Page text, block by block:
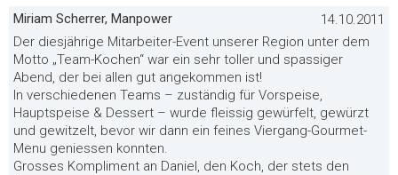
Miriam Scherrer, Manpower
14.10.2011
Der diesjährige Mitarbeiter-Event unserer Region unter dem
Motto „Team-Kochen“ war ein sehr toller und spassiger
Abend, der bei allen gut angekommen ist!
In verschiedenen Teams – zuständig für Vorspeise,
Hauptspeise & Dessert – wurde fleissig gewürfelt, gewürzt
und gewitzelt, bevor wir dann ein feines Viergang-Gourmet-
Menu geniessen konnten.
Grosses Kompliment an Daniel, den Koch, der stets den